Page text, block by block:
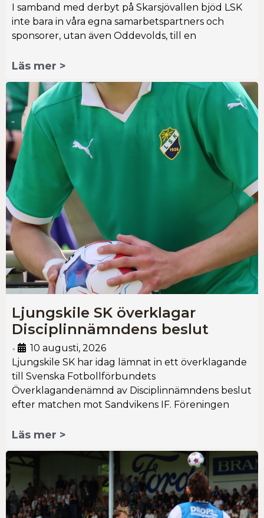
I samband med derbyt på Skarsjövallen bjöd LSK
inte bara in våra egna samarbetspartners och
sponsorer, utan även Oddevolds, till en
Läs mer >
Ljungskile SK överklagar
Disciplinnämndens beslut
•
10 augusti, 2026
Ljungskile SK har idag lämnat in ett överklagande
till Svenska Fotbollförbundets
Överklagandenämnd av Disciplinnämndens beslut
efter matchen mot Sandvikens IF. Föreningen
Läs mer >